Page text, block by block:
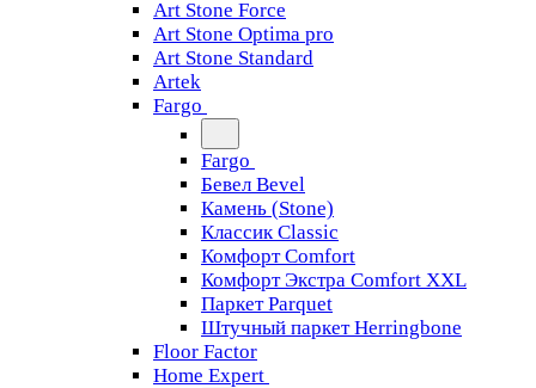
Art Stone Force
Art Stone Optima pro
Art Stone Standard
Artek
Fargo
Fargo
Бевел Bevel
Камень (Stone)
Классик Classic
Комфорт Comfort
Комфорт Экстра Comfort XXL
Паркет Parquet
Штучный паркет Herringbone
Floor Factor
Home Expert